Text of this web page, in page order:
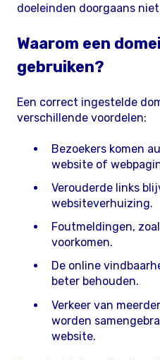
doeleinden doorgaans
Waarom een
gebruiken?
Een correct ingestelde
verschillende voordelen:
Bezoekers komen
website of
Verouderde links
websiteverhuizing.
Foutmeldingen,
voorkomen.
De online
beter behouden.
Verkeer van
worden
website.